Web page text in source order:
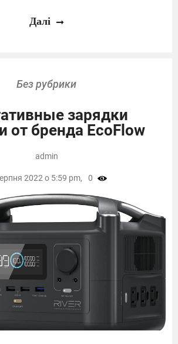
Далі
Без рубрики
зарядки
от бренда EcoFlow
admin
2022 о 5:59 pm, 0